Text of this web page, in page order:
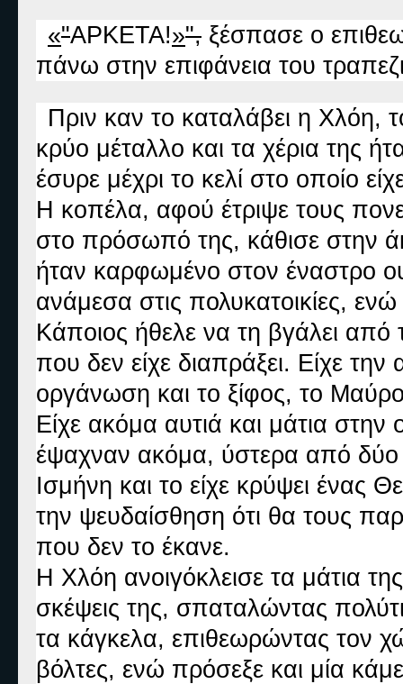
«"ΑΡΚΕΤΑ!»", ξέσπασε ο
πάνω στην επιφάνεια του
Πριν καν το καταλάβει η Χλόη,
κρύο μέταλλο και τα χέρια της
έσυρε μέχρι το κελί στο οποίο
Η κοπέλα, αφού έτριψε τους
στο πρόσωπό της, κάθισε στην
ήταν καρφωμένο στον έναστρο
ανάμεσα στις πολυκατοικίες,
Κάποιος ήθελε να τη βγάλει
που δεν είχε διαπράξει. Είχε την
οργάνωση και το ξίφος, το
Είχε ακόμα αυτιά και μάτια
έψαχναν ακόμα, ύστερα από δύο
Ισμήνη και το είχε κρύψει ένας
την ψευδαίσθηση ότι θα τους
που δεν το έκανε.
Η Χλόη ανοιγόκλεισε τα μάτια
σκέψεις της, σπαταλώντας
τα κάγκελα, επιθεωρώντας τον
βόλτες, ενώ πρόσεξε και μία